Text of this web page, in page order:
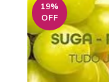
19%
OFF